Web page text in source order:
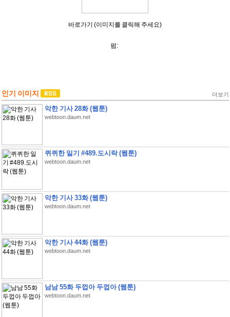
바로가기 (이미지를 클릭해 주세요)
펌:
인기 이미지 더보기
악한 기사 28화 (웹툰)
webtoon.daum.net
퀴퀴한 일기 #489.도시락 (웹툰)
webtoon.daum.net
악한 기사 33화 (웹툰)
webtoon.daum.net
악한 기사 44화 (웹툰)
webtoon.daum.net
남남 55화 두껍아 두껍아 (웹툰)
webtoon.daum.net